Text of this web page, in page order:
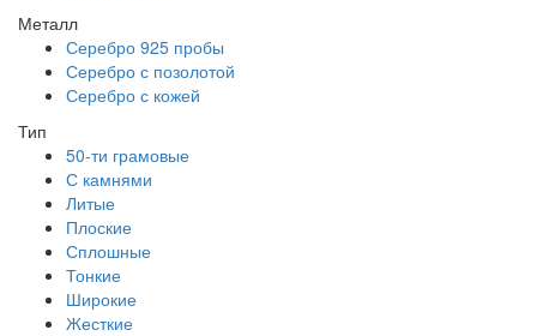
Металл
Серебро 925 пробы
Серебро с позолотой
Серебро с кожей
Тип
50-ти грамовые
С камнями
Литые
Плоские
Сплошные
Тонкие
Широкие
Жесткие